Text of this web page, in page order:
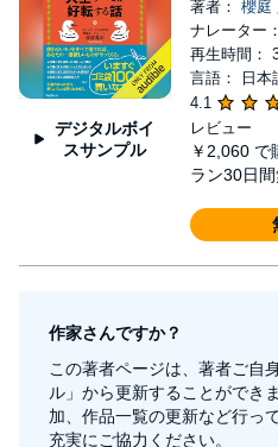
る。 いまや、全国各地の
心のあり方や開運に特化
気講師。 著書に、自ら
を描いた『私たちは世界
ち。モンゴル児童保護施
お話』、トイレ掃除と開
の神様に聞いたヒミツ
る。
☆… 【伝説のラジオ番組
ディー部門 ベスト10に入
レゼンツ 夜のツタ
デジタルボイ
スサンプル
著者： 櫻庭
ナレーター
再生時間：
言語： 日本
4.1
レビュー
￥2,060 で
ラン30日
作家さんですか？
この著者ページは、著者ご自
ル」から更新することができ
加、作品一覧の更新など行っ
充実にご協力ください。